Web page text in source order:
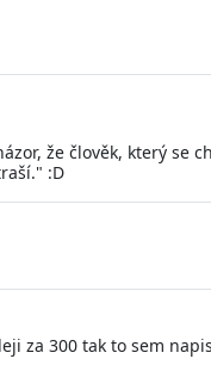
že člověk, který
:D
za 300 tak to sem